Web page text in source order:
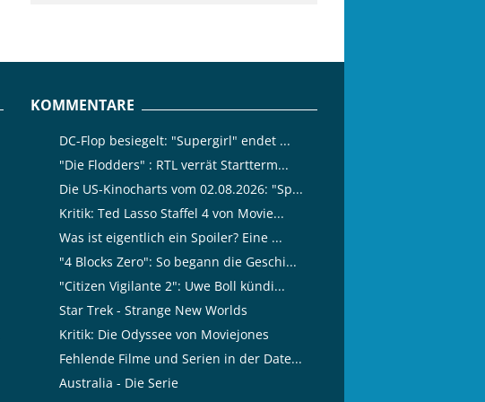
KOMMENTARE
DC-Flop besiegelt: "Supergirl" endet ...
"Die Flodders" : RTL verrät Startterm...
Die US-Kinocharts vom 02.08.2026: "Sp...
Kritik: Ted Lasso Staffel 4 von Movie...
Was ist eigentlich ein Spoiler? Eine ...
"4 Blocks Zero": So begann die Geschi...
"Citizen Vigilante 2": Uwe Boll kündi...
Star Trek - Strange New Worlds
Kritik: Die Odyssee von Moviejones
Fehlende Filme und Serien in der Date...
Australia - Die Serie